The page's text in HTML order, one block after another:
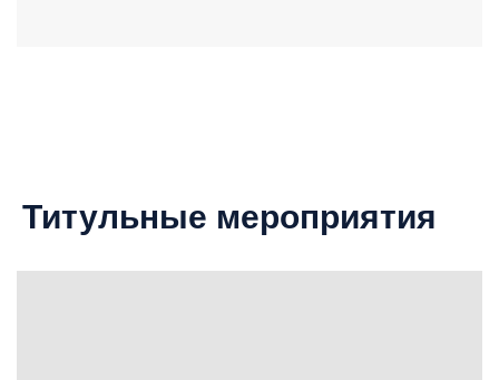
Титульные мероприятия